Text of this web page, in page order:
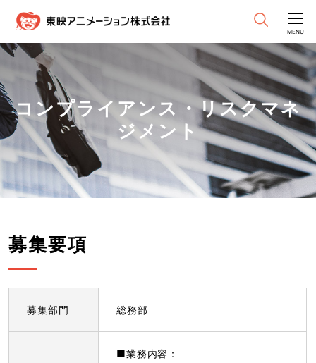
CLOSE
MENU
コンプライアンス・リスクマネ
ジメント
募集要項
募集部門 総務部
■業務内容：